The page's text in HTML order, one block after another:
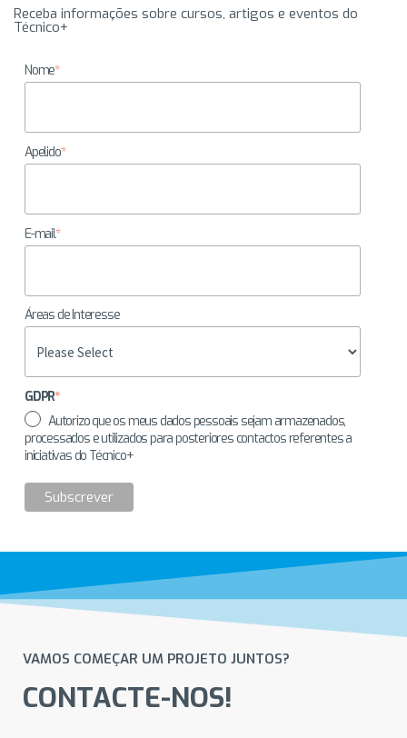
Receba informações sobre cursos, artigos e eventos do
Técnico+
Nome*
Apelido*
E-mail*
Áreas de Interesse
GDPR*
Autorizo que os meus dados pessoais sejam armazenados,
processados e utilizados para posteriores contactos referentes a
iniciativas do Técnico+
VAMOS COMEÇAR UM PROJETO JUNTOS?
CONTACTE-NOS!